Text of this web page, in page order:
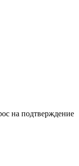
на подтверждение